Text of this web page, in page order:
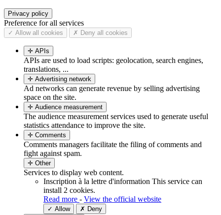
Privacy policy
Preference for all services
✓ Allow all cookies ✗ Deny all cookies
✛ APIs
APIs are used to load scripts: geolocation, search engines,
translations, ...
✛ Advertising network
Ad networks can generate revenue by selling advertising
space on the site.
✛ Audience measurement
The audience measurement services used to generate useful
statistics attendance to improve the site.
✛ Comments
Comments managers facilitate the filing of comments and
fight against spam.
✛ Other
Services to display web content.
Inscription à la lettre d'information This service can
install 2 cookies.
Read more - View the official website
✓ Allow
✗ Deny